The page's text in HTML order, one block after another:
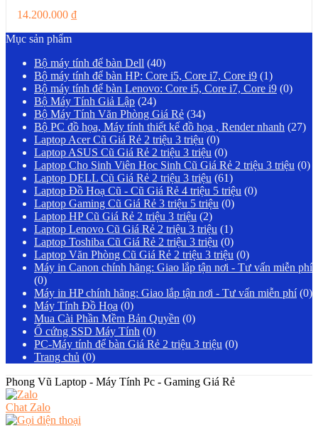
14.200.000 ₫
Mục sản phẩm
Bộ máy tính để bàn Dell (40)
Bộ máy tính để bàn HP: Core i5, Core i7, Core i9 (1)
Bộ máy tính để bàn Lenovo: Core i5, Core i7, Core i9 (0)
Bộ Máy Tính Giả Lập (24)
Bộ Máy Tính Văn Phòng Giá Rẻ (34)
Bộ PC đồ họa, Máy tính thiết kế đồ họa , Render nhanh (27)
Laptop Acer Cũ Giá Rẻ 2 triệu 3 triệu (0)
Laptop ASUS Cũ Giá Rẻ 2 triệu 3 triệu (0)
Laptop Cho Sinh Viên Học Sinh Cũ Giá Rẻ 2 triệu 3 triệu (0)
Laptop DELL Cũ Giá Rẻ 2 triệu 3 triệu (61)
Laptop Đồ Hoạ Cũ - Cũ Giá Rẻ 4 triệu 5 triệu (0)
Laptop Gaming Cũ Giá Rẻ 3 triệu 5 triệu (0)
Laptop HP Cũ Giá Rẻ 2 triệu 3 triệu (2)
Laptop Lenovo Cũ Giá Rẻ 2 triệu 3 triệu (1)
Laptop Toshiba Cũ Giá Rẻ 2 triệu 3 triệu (0)
Laptop Văn Phòng Cũ Giá Rẻ 2 triệu 3 triệu (0)
Máy in Canon chính hãng: Giao lắp tận nơi - Tư vấn miễn phí
(0)
Máy in HP chính hãng: Giao lắp tận nơi - Tư vấn miễn phí (0)
Máy Tính Đồ Họa (0)
Mua Cài Phần Mềm Bản Quyền (0)
Ổ cứng SSD Máy Tính (0)
PC-Máy tính để bàn Giá Rẻ 2 triệu 3 triệu (0)
Trang chủ (0)
Phong Vũ Laptop - Máy Tính Pc - Gaming Giá Rẻ
Chat Zalo